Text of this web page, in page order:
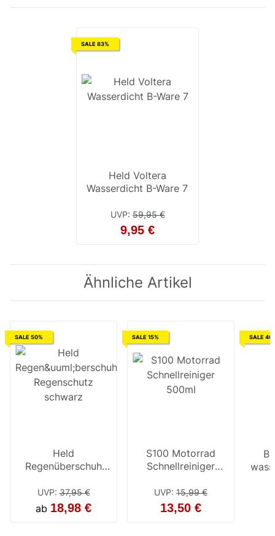
SALE 83%
Held Voltera
Wasserdicht B-Ware 7
UVP:59,95 €
9,95 €
Ähnliche Artikel
SALE 50%
Held
Regenüberschuh
schwarz
UVP:37,95 €
ab 18,98 €
SALE 15%
S100 Motorrad
Schnellreiniger
UVP: 15,99 €
13,50 €
SALE